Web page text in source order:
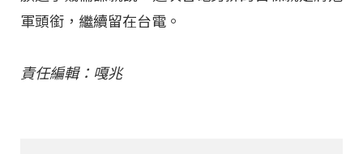
軍頭銜，繼續留在台電。
責任編輯：嘎兆